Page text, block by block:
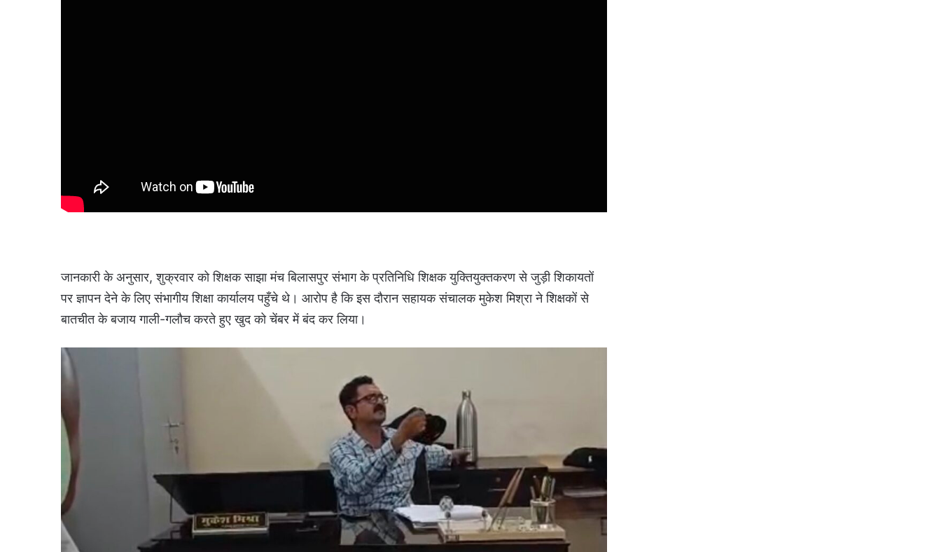
जानकारी के अनुसार, शुक्रवार को शिक्षक साझा मंच बिलासपुर संभाग के प्रतिनिधि शिक्षक युक्तियुक्तकरण से जुड़ी शिकायतों
पर ज्ञापन देने के लिए संभागीय शिक्षा कार्यालय पहुँचे थे। आरोप है कि इस दौरान सहायक संचालक मुकेश मिश्रा ने शिक्षकों से
बातचीत के बजाय गाली-गलौच करते हुए खुद को चेंबर में बंद कर लिया।